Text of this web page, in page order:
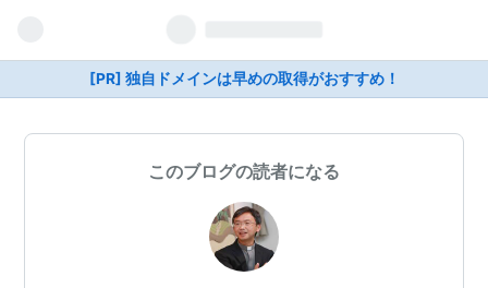
[PR] 独自ドメインは早めの取得がおすすめ！
このブログの読者になる